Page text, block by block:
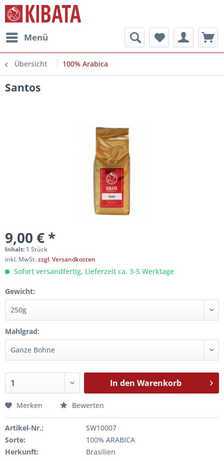
Menü
Übersicht 100% Arabica
Santos
9,00 € *
Inhalt: 1 Stück
inkl. MwSt.zzgl. Versandkosten
Sofort versandfertig, Lieferzeit ca. 3-5 Werktage
Gewicht:
Mahlgrad:
In den Warenkorb
Merken Bewerten
Artikel-Nr.:
SW10007
Sorte:
100% ARABICA
Herkunft:
Brasilien